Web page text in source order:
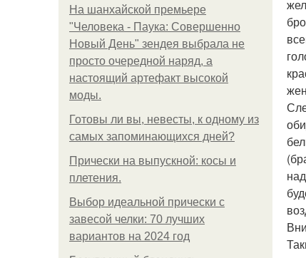
На шанхайской премьере
"Человека - Паука: Совершенно
Новый День" зендея выбрала не
просто очередной наряд, а
настоящий артефакт высокой
моды.
Готовы ли вы, невесты, к одному из
самых запоминающихся дней?
Прически на выпускной: косы и
плетения.
Выбор идеальной прически с
завесой челки: 70 лучших
вариантов на 2024 год